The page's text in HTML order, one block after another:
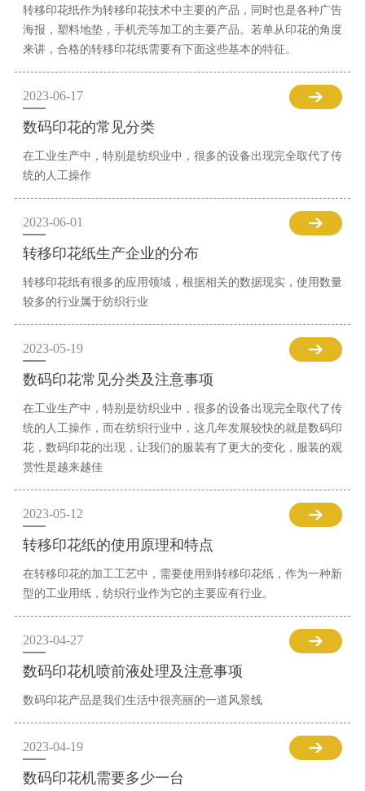
转移印花纸作为转移印花技术中主要的产品，同时也是各种广告
海报，塑料地垫，手机壳等加工的主要产品。若单从印花的角度
来讲，合格的转移印花纸需要有下面这些基本的特征。
2023-06-17
数码印花的常见分类
在工业生产中，特别是纺织业中，很多的设备出现完全取代了传
统的人工操作
2023-06-01
转移印花纸生产企业的分布
转移印花纸有很多的应用领域，根据相关的数据现实，使用数量
较多的行业属于纺织行业
2023-05-19
数码印花常见分类及注意事项
在工业生产中，特别是纺织业中，很多的设备出现完全取代了传
统的人工操作，而在纺织行业中，这几年发展较快的就是数码印
花，数码印花的出现，让我们的服装有了更大的变化，服装的观
赏性是越来越佳
2023-05-12
转移印花纸的使用原理和特点
在转移印花的加工工艺中，需要使用到转移印花纸，作为一种新
型的工业用纸，纺织行业作为它的主要应有行业。
2023-04-27
数码印花机喷前液处理及注意事项
数码印花产品是我们生活中很亮丽的一道风景线
2023-04-19
数码印花机需要多少一台